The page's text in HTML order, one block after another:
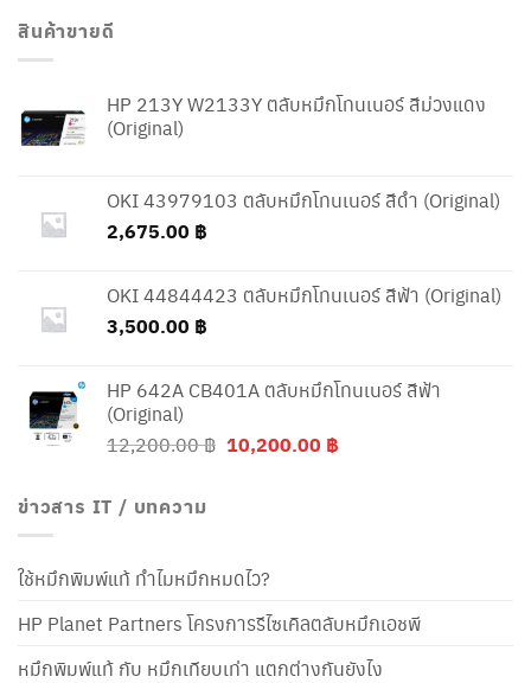
สินค้าขายดี
HP 213Y W2133Y ตลับหมึกโทนเนอร์ สีม่วงแดง
(Original)
OKI 43979103 ตลับหมึกโทนเนอร์ สีดำ (Original)
2,675.00 ฿
OKI 44844423 ตลับหมึกโทนเนอร์ สีฟ้า (Original)
3,500.00 ฿
HP 642A CB401A ตลับหมึกโทนเนอร์ สีฟ้า
(Original)
12,200.00฿ Original
10,200.00 ฿Current
ข่าวสาร IT / บทความ
ใช้หมึกพิมพ์แท้ ทำไมหมึกหมดไว?
HP Planet Partners โครงการรีไซเคิลตลับหมึกเอชพี
หมึกพิมพ์แท้ กับ หมึกเทียบเท่า แตกต่างกันยังไง